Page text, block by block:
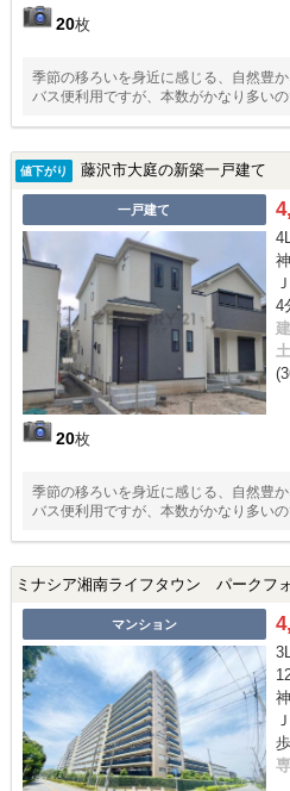
20枚
季節の移ろいを身近に感じる、自然豊
バス便利用ですが、本数がかなり多い
値下がり 藤沢市大庭の新築一戸建て
一戸建て
20枚
4
季節の移ろいを身近に感じる、自然豊
バス便利用ですが、本数がかなり多い
マンション